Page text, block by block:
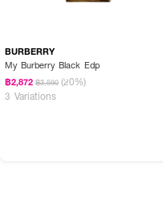
BURBERRY
My Burberry Black Edp
฿2,872 ฿3,590 (20%)
3 Variations